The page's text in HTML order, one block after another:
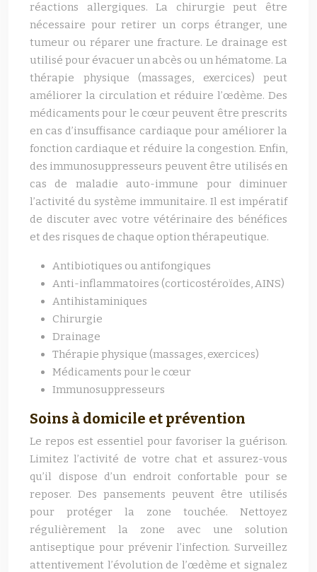
réactions allergiques. La chirurgie peut être
nécessaire pour retirer un corps étranger, une
tumeur ou réparer une fracture. Le drainage est
utilisé pour évacuer un abcès ou un hématome. La
thérapie physique (massages, exercices) peut
améliorer la circulation et réduire l’œdème. Des
médicaments pour le cœur peuvent être prescrits
en cas d’insuffisance cardiaque pour améliorer la
fonction cardiaque et réduire la congestion. Enfin,
des immunosuppresseurs peuvent être utilisés en
cas de maladie auto-immune pour diminuer
l’activité du système immunitaire. Il est impératif
de discuter avec votre vétérinaire des bénéfices
et des risques de chaque option thérapeutique.
Antibiotiques ou antifongiques
Anti-inflammatoires (corticostéroïdes, AINS)
Antihistaminiques
Chirurgie
Drainage
Thérapie physique (massages, exercices)
Médicaments pour le cœur
Immunosuppresseurs
Soins à domicile et prévention
Le repos est essentiel pour favoriser la guérison.
Limitez l’activité de votre chat et assurez-vous
qu’il dispose d’un endroit confortable pour se
reposer. Des pansements peuvent être utilisés
pour protéger la zone touchée. Nettoyez
régulièrement la zone avec une solution
antiseptique pour prévenir l’infection. Surveillez
attentivement l’évolution de l’œdème et signalez